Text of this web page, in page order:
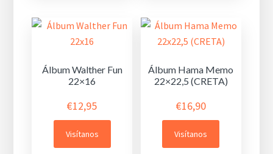
Álbum Walther Fun
22×16
€12,95
Visítanos
Álbum Hama Memo
22×22,5 (CRETA)
€16,90
Visítanos